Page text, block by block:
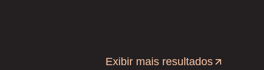
Exibir mais resultados